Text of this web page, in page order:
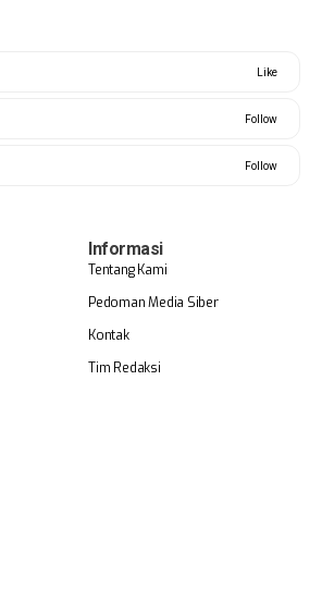
Like
Follow
Follow
Informasi
Tentang Kami
Pedoman Media Siber
Kontak
Tim Redaksi